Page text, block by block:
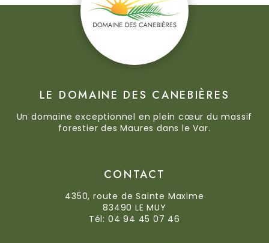
LE DOMAINE DES CANEBIÈRES
Un domaine exceptionnel en plein cœur du massif
forestier des Maures dans le Var.
CONTACT
4350, route de Sainte Maxime
83490 LE MUY
Tél: 04 94 45 07 46